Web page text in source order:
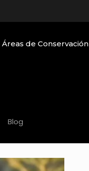
Áreas de Conservación
Blog